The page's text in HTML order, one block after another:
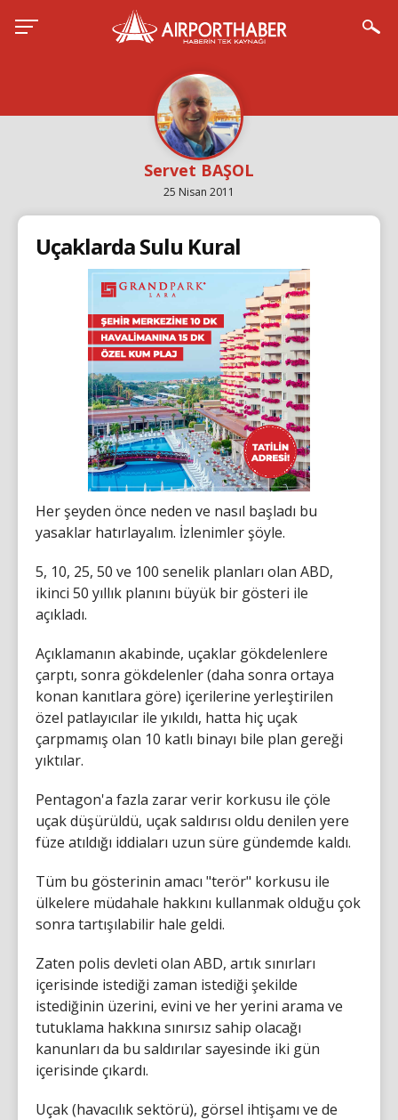
Servet BAŞOL
25 Nisan 2011
Uçaklarda Sulu Kural
Her şeyden önce neden ve nasıl başladı bu
yasaklar hatırlayalım. İzlenimler şöyle.
5, 10, 25, 50 ve 100 senelik planları olan ABD,
ikinci 50 yıllık planını büyük bir gösteri ile
açıkladı.
Açıklamanın akabinde, uçaklar gökdelenlere
çarptı, sonra gökdelenler (daha sonra ortaya
konan kanıtlara göre) içerilerine yerleştirilen
özel patlayıcılar ile yıkıldı, hatta hiç uçak
çarpmamış olan 10 katlı binayı bile plan gereği
yıktılar.
Pentagon'a fazla zarar verir korkusu ile çöle
uçak düşürüldü, uçak saldırısı oldu denilen yere
füze atıldığı iddiaları uzun süre gündemde kaldı.
Tüm bu gösterinin amacı "terör" korkusu ile
ülkelere müdahale hakkını kullanmak olduğu çok
sonra tartışılabilir hale geldi.
Zaten polis devleti olan ABD, artık sınırları
içerisinde istediği zaman istediği şekilde
istediğinin üzerini, evini ve her yerini arama ve
tutuklama hakkına sınırsız sahip olacağı
kanunları da bu saldırılar sayesinde iki gün
içerisinde çıkardı.
Uçak (havacılık sektörü), görsel ihtişamı ve de